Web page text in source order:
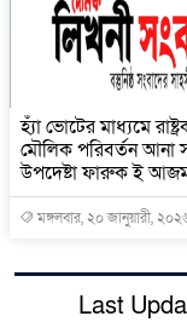
হ্যাঁ ভোটের মাধ্যমে
মৌলিক পরিবর্তন আনা
উপদেষ্টা ফারুক ই
মঙ্গলবার, ২০ জানুয়ারী,
Last